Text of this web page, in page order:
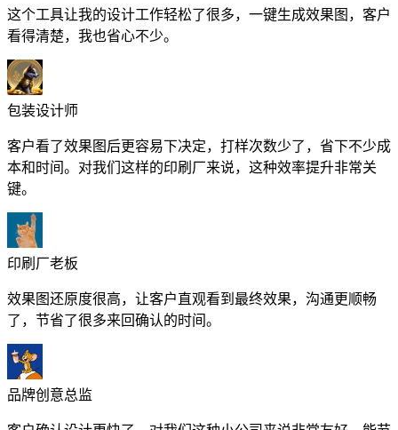
这个工具让我的设计工作轻松了很多，一键生成效果图，客户
看得清楚，我也省心不少。
包装设计师
客户看了效果图后更容易下决定，打样次数少了，省下不少成
本和时间。对我们这样的印刷厂来说，这种效率提升非常关
键。
印刷厂老板
效果图还原度很高，让客户直观看到最终效果，沟通更顺畅
了，节省了很多来回确认的时间。
品牌创意总监